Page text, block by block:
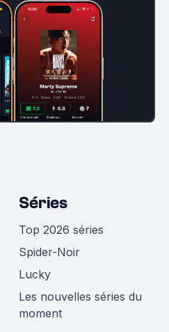
Séries
Top 2026 séries
Spider-Noir
Lucky
Les nouvelles séries du
moment